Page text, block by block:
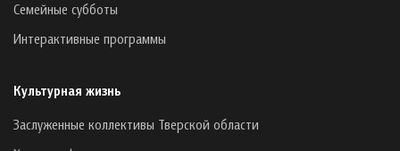
Семейные субботы
Интерактивные программы
Культурная жизнь
Заслуженные коллективы Тверской области